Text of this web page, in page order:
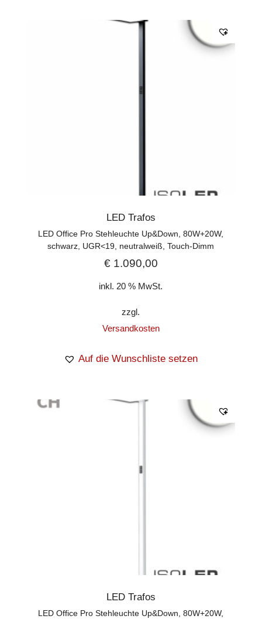
LED Trafos
LED Office Pro Stehleuchte Up&Down, 80W+20W,
schwarz, UGR<19, neutralweiß, Touch-Dimm
€1.090,00
inkl. 20 % MwSt.
zzgl.
Versandkosten
Auf die Wunschliste setzen
LED Trafos
LED Office Pro Stehleuchte Up&Down, 80W+20W,